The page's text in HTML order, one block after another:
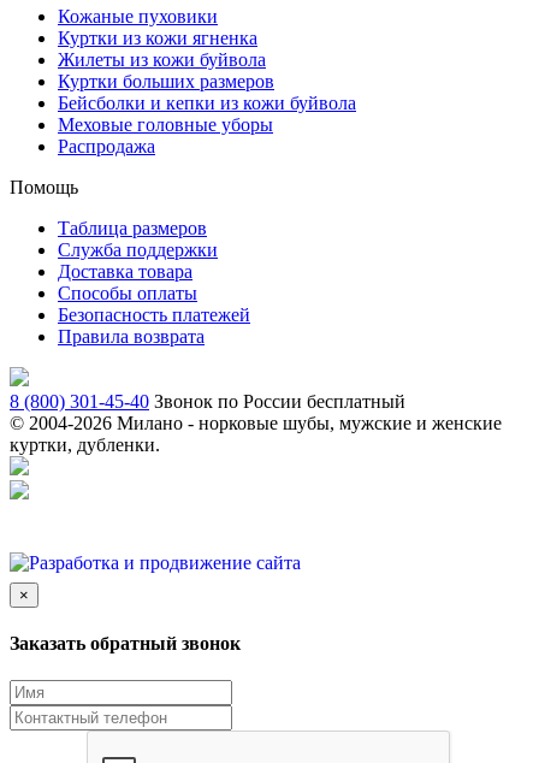
Кожаные пуховики
Куртки из кожи ягненка
Жилеты из кожи буйвола
Куртки больших размеров
Бейсболки и кепки из кожи буйвола
Меховые головные уборы
Распродажа
Помощь
Таблица размеров
Служба поддержки
Доставка товара
Способы оплаты
Безопасность платежей
Правила возврата
8 (800) 301-45-40 Звонок по России бесплатный
© 2004-2026 Милано - норковые шубы, мужские и женские
куртки, дубленки.
×
Заказать обратный звонок